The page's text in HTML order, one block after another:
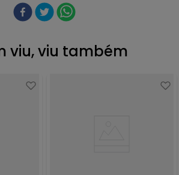
viu, viu também